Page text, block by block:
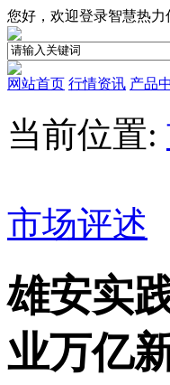
您好，欢迎登录智慧热力
网站首页 行情资讯 产品
当前位置:
市场评述
雄安实
业万亿